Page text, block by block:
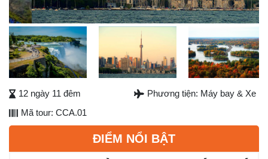
Next
12 ngày 11 đêm
Phương tiện: Máy bay & Xe
Mã tour: CCA.01
ĐIỂM NỔI BẬT